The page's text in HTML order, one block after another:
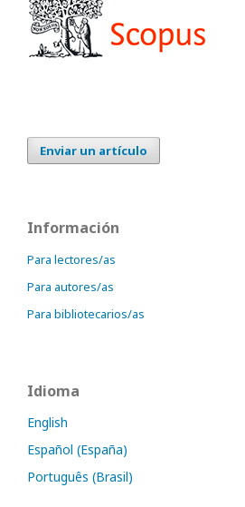
Enviar un artículo
Información
Para lectores/as
Para autores/as
Para bibliotecarios/as
Idioma
English
Español (España)
Português (Brasil)